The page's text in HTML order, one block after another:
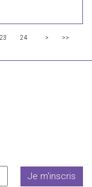
23 24 > >>
Je m'inscris